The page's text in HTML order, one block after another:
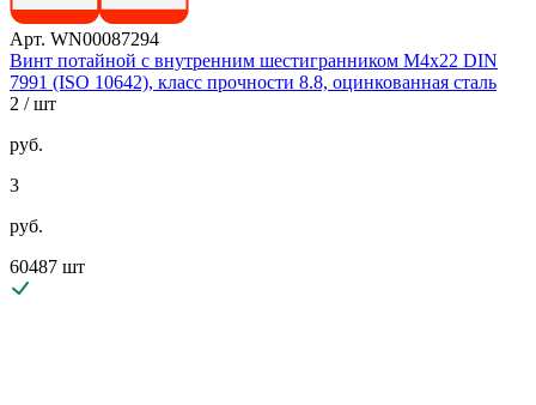
Арт. WN00087294
Винт потайной с внутренним шестигранником М4х22 DIN
7991 (ISO 10642), класс прочности 8.8, оцинкованная сталь
2 / шт
руб.
3
руб.
60487 шт